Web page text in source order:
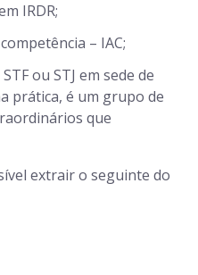
IRDR;
– IAC;
ou STJ em sede de
prática, é um grupo de
que
extrair o seguinte do